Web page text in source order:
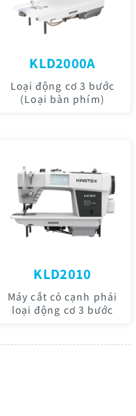
KLD2000A
Loại động cơ 3 bước
(Loại bàn phím)
KLD2010
Máy cắt cỏ cạnh phải
loại động cơ 3 bước